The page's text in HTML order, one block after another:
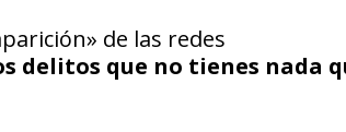
de las redes
delitos que no tienes nada